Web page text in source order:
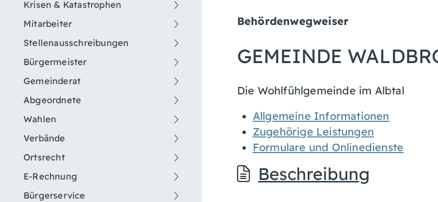
Krisen & Katastrophen
Mitarbeiter
Stellenausschreibungen
Bürgermeister
Gemeinderat
Abgeordnete
Wahlen
Verbände
Ortsrecht
E-Rechnung
Bürgerservice
Behördenwegweiser
GEMEINDE
Die Wohlfühlgemeinde im Albtal
Allgemeine Informationen
Zugehörige Leistungen
Formulare und Onlinedienste
Beschreibung